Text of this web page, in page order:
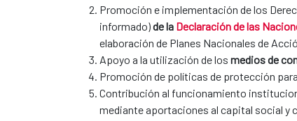
Promoción e implementación de los
informado)de la Declaración de las
elaboración de Planes Nacionales de
Apoyo a la utilización de los medios de
Promoción de políticas de protección
Contribución al funcionamiento
mediante aportaciones al capital social y